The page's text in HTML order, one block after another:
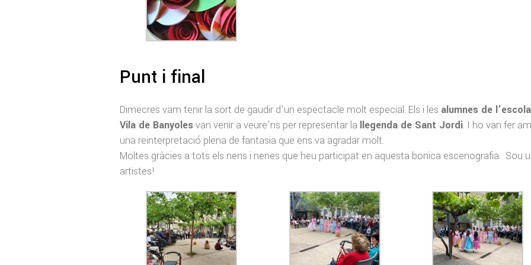
Punt i final
Dimecres vam tenir la sort de gaudir d’un espectacle molt especial. Els i les alumnes de
Vila de Banyolesvan venir a veure’ns per representar la llegenda de Sant Jordi. I ho van fer
una reinterpretació plena de fantasia que ens va agradar molt.
Moltes gràcies a tots els nens i nenes que heu participat en aquesta bonica escenografia. Sou
artistes!